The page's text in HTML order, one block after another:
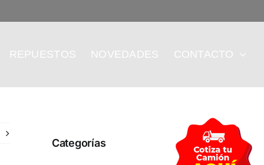
REPUESTOS NOVEDADES CONTACTO
Categorías